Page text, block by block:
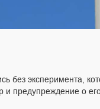
без эксперимента,
о его